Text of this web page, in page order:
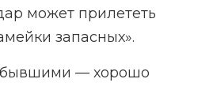
может прилететь
запасных».
— хорошо